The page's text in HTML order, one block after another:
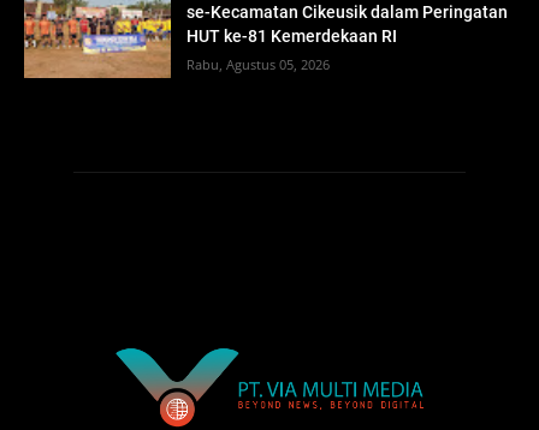
se-Kecamatan Cikeusik dalam Peringatan
HUT ke-81 Kemerdekaan RI
Rabu, Agustus 05, 2026